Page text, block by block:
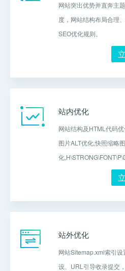
网站突出优势并直奔主
度，网站结构布局合理
SEO优化规则。
站内优化
网站结构及HTML代码
图片ALT优化,快照缩略
化
站外优化
网站Sitemap.xml索引
设、URL引导收录提交